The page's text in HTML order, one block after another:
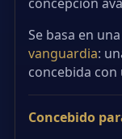
Se basa en una
vanguardia:
concebida con
Concebido